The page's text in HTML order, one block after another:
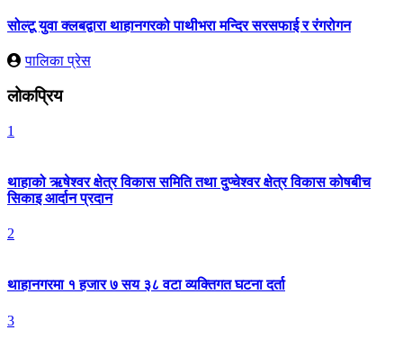
सोल्टू युवा क्लबद्वारा थाहानगरको पाथीभरा मन्दिर सरसफाई र रंगरोगन
पालिका प्रेस
लोकप्रिय
1
थाहाको ऋषेश्वर क्षेत्र विकास समिति तथा दुप्चेश्वर क्षेत्र विकास कोषबीच
सिकाइ आर्दान प्रदान
2
थाहानगरमा १ हजार ७ सय ३८ वटा व्यक्तिगत घटना दर्ता
3